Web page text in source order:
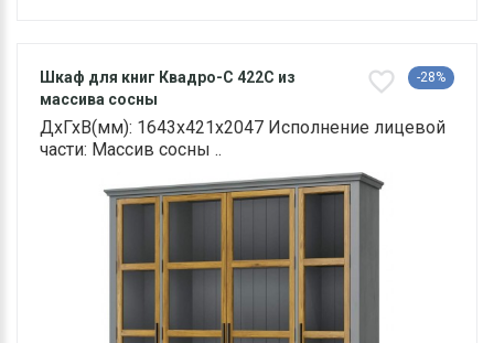
Шкаф для книг Квадро-С 422С из
массива сосны
-28%
ДхГхВ(мм): 1643х421х2047 Исполнение лицевой
части: Массив сосны ..